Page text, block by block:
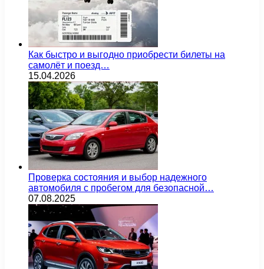
Как быстро и выгодно приобрести билеты на
самолёт и поезд…
15.04.2026
Проверка состояния и выбор надежного
автомобиля с пробегом для безопасной…
07.08.2025